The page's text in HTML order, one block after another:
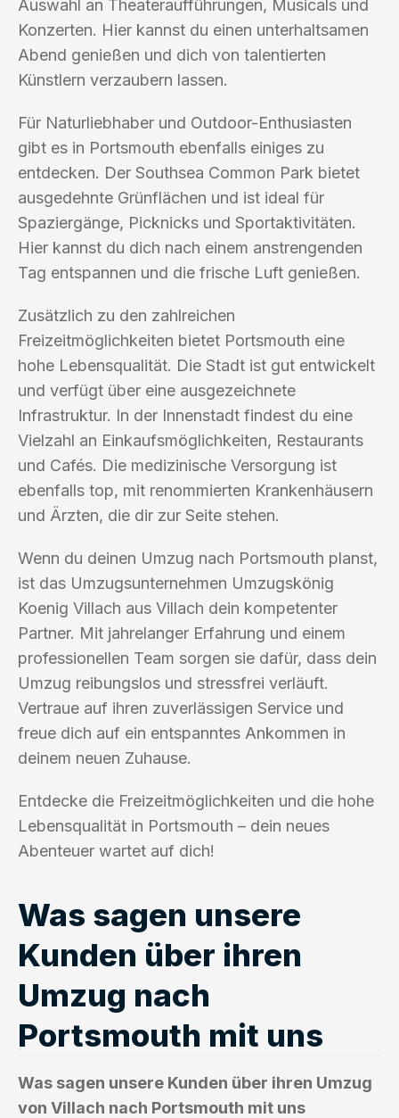
Auswahl an Theateraufführungen, Musicals und
Konzerten. Hier kannst du einen unterhaltsamen
Abend genießen und dich von talentierten
Künstlern verzaubern lassen.
Für Naturliebhaber und Outdoor-Enthusiasten
gibt es in Portsmouth ebenfalls einiges zu
entdecken. Der Southsea Common Park bietet
ausgedehnte Grünflächen und ist ideal für
Spaziergänge, Picknicks und Sportaktivitäten.
Hier kannst du dich nach einem anstrengenden
Tag entspannen und die frische Luft genießen.
Zusätzlich zu den zahlreichen
Freizeitmöglichkeiten bietet Portsmouth eine
hohe Lebensqualität. Die Stadt ist gut entwickelt
und verfügt über eine ausgezeichnete
Infrastruktur. In der Innenstadt findest du eine
Vielzahl an Einkaufsmöglichkeiten, Restaurants
und Cafés. Die medizinische Versorgung ist
ebenfalls top, mit renommierten Krankenhäusern
und Ärzten, die dir zur Seite stehen.
Wenn du deinen Umzug nach Portsmouth planst,
ist das Umzugsunternehmen Umzugskönig
Koenig Villach aus Villach dein kompetenter
Partner. Mit jahrelanger Erfahrung und einem
professionellen Team sorgen sie dafür, dass dein
Umzug reibungslos und stressfrei verläuft.
Vertraue auf ihren zuverlässigen Service und
freue dich auf ein entspanntes Ankommen in
deinem neuen Zuhause.
Entdecke die Freizeitmöglichkeiten und die hohe
Lebensqualität in Portsmouth – dein neues
Abenteuer wartet auf dich!
Was sagen unsere
Kunden über ihren
Umzug nach
Portsmouth mit uns
Was sagen unsere Kunden über ihren Umzug
von Villach nach Portsmouth mit uns